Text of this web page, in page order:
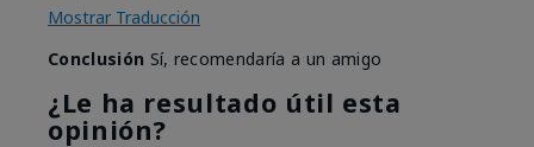
Mostrar Traducción
Conclusión Sí, recomendaría a un amigo
¿Le ha resultado útil esta
opinión?